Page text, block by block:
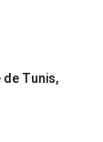
de Tunis,